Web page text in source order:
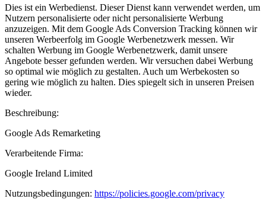
Dies ist ein Werbedienst. Dieser Dienst kann verwendet werden, um
Nutzern personalisierte oder nicht personalisierte Werbung
anzuzeigen. Mit dem Google Ads Conversion Tracking können wir
unseren Werbeerfolg im Google Werbenetzwerk messen. Wir
schalten Werbung im Google Werbenetzwerk, damit unsere
Angebote besser gefunden werden. Wir versuchen dabei Werbung
so optimal wie möglich zu gestalten. Auch um Werbekosten so
gering wie möglich zu halten. Dies spiegelt sich in unseren Preisen
wieder.
Beschreibung:
Google Ads Remarketing
Verarbeitende Firma:
Google Ireland Limited
Nutzungsbedingungen: https://policies.google.com/privacy